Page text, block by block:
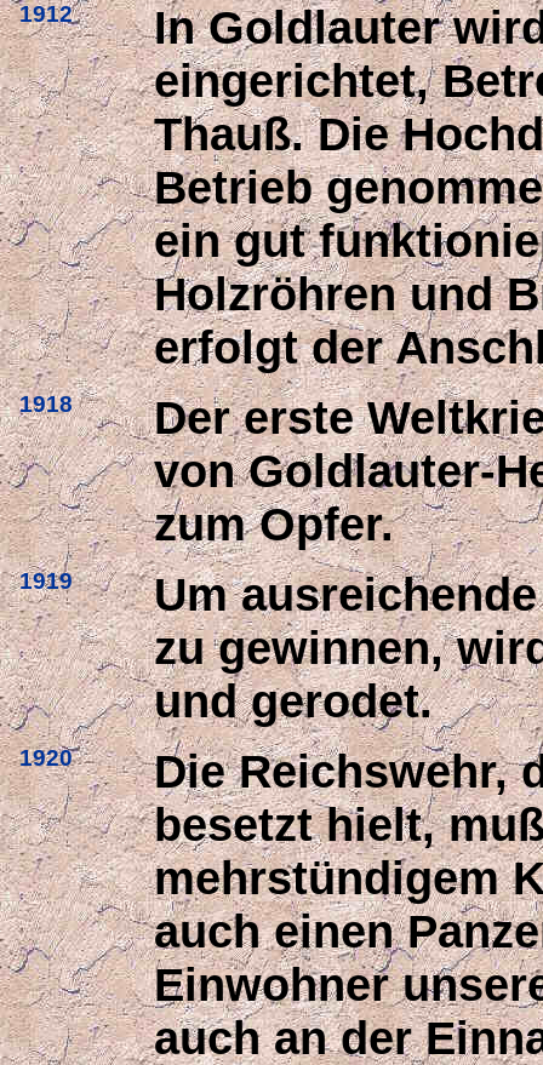
1912
In Goldlauter
eingerichtet,
Thauß. Die
Betrieb
ein gut
Holzröhren und
erfolgt der
1918
Der erste
von Goldlauter-
zum Opfer.
1919
Um
zu gewinnen,
und gerodet.
1920
Die Reichswehr,
besetzt hielt,
mehrstündigem
auch einen
Einwohner
auch an der